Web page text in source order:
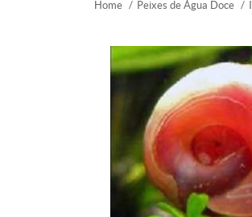
Home Peixes de Água Doce